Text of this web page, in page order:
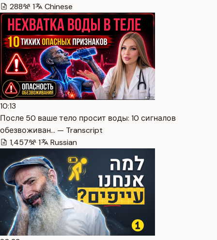
288
1 Chinese
10:13
После 50 ваше тело просит воды: 10 сигналов
обезвоживан… — Transcript
1,457
1 Russian